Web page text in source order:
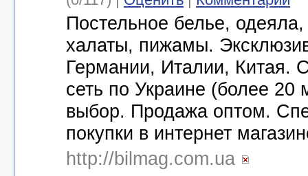
Постельное белье,
халаты, пижамы.
Германии, Италии, Китая.
сеть по Украине (более 20
выбор. Продажа оптом.
покупки в интернет
http://bilmag.com.ua